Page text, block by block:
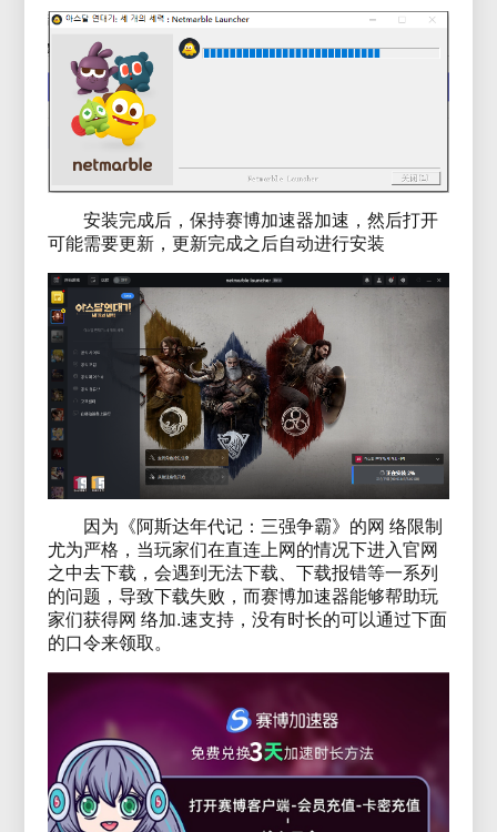
安装完成后，保持赛博加速器加速，然后打开
可能需要更新，更新完成之后自动进行安装
因为《阿斯达年代记：三强争霸》的网 络限制
尤为严格，当玩家们在直连上网的情况下进入官网
之中去下载，会遇到无法下载、下载报错等一系列
的问题，导致下载失败，而赛博加速器能够帮助玩
家们获得网 络加.速支持，没有时长的可以通过下面
的口令来领取。